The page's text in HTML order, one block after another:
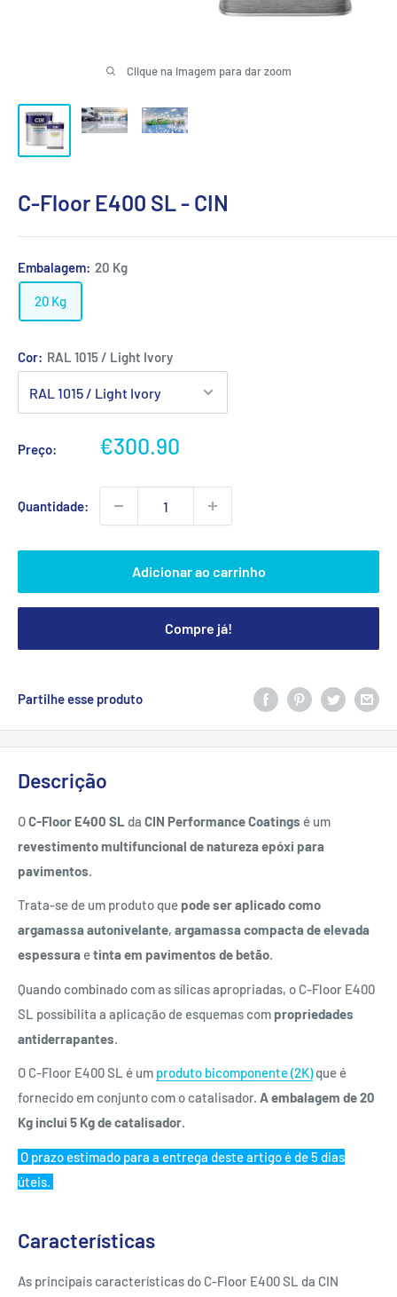
Clique na imagem para dar zoom
C-Floor E400 SL - CIN
Embalagem: 20 Kg
20 Kg
Cor: RAL 1015 / Light Ivory
Preço:
Preço
€300.90
Quantidade:
Adicionar ao carrinho
Compre já!
Partilhe esse produto
Descrição
OC-Floor E400 SL da CIN Performance Coatings é um
revestimento multifuncional de natureza epóxi para
pavimentos.
Trata-se de um produto quepode ser aplicado como
argamassa autonivelante, argamassa compacta de elevada
espessura etinta em pavimentos de betão.
Quando combinado com as sílicas apropriadas, o C-Floor E400
SL possibilita a aplicação de esquemas compropriedades
antiderrapantes.
O C-Floor E400 SL é um produto bicomponente (2K)que é
fornecido em conjunto com o catalisador. A embalagem de 20
Kg inclui 5 Kg de catalisador.
O prazo estimado para a entrega deste artigo é de 5 dias
úteis.
Características
As principais características do C-Floor E400 SL da CIN